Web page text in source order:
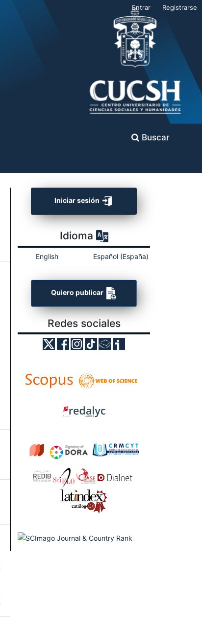
Buscar
Entrar Registrarse
Iniciar sesión
Idioma
English Español (España)
Quiero publicar
Redes sociales